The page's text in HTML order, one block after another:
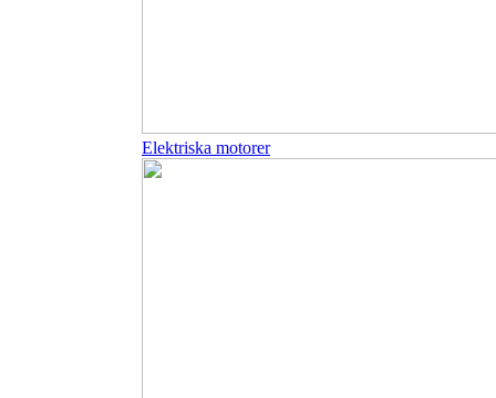
Elektriska motorer